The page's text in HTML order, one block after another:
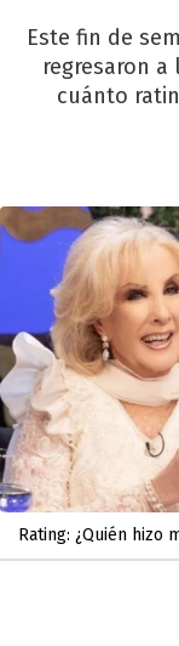
Este fin de
regresaron
cuánto
Rating: ¿Quién hizo